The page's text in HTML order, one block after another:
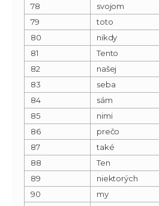
78
svojom
79
toto
80
nikdy
81
Tento
82
našej
83
seba
84
sám
85
nimi
86
prečo
87
také
88
Ten
89
niektorých
90
my